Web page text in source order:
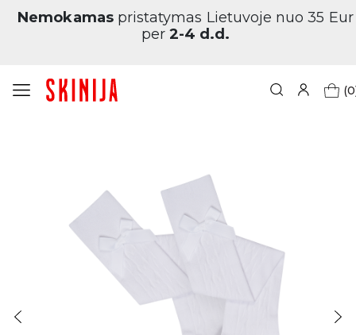
Nemokamaspristatymas Lietuvoje nuo 35 Eur
per 2-4 d.d.
Pagrindinis Vaikams Vaikų kojinės „Classics Overknee“